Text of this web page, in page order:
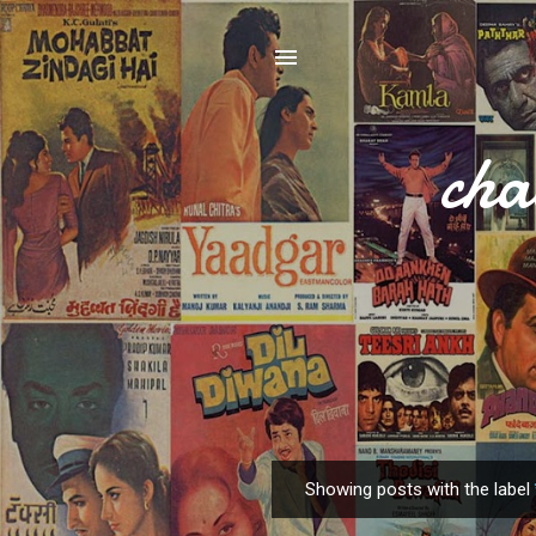
o
Showing posts with the label